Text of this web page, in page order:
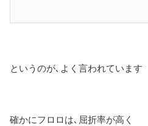
というのが､よく言われています
確かにフロロは､屈折率が高く